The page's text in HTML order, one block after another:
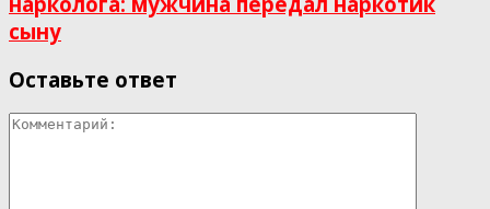
сыну
Оставьте ответ